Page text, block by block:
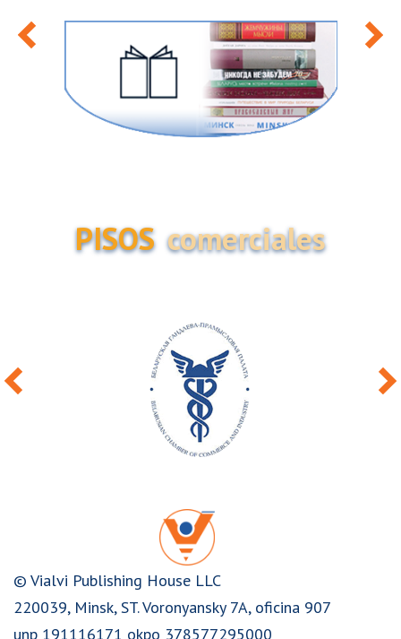
PISOS comerciales
© Vialvi Publishing House LLC
220039, Minsk, ST. Voronyansky 7A, oficina 907
unp 191116171 okpo 378577295000